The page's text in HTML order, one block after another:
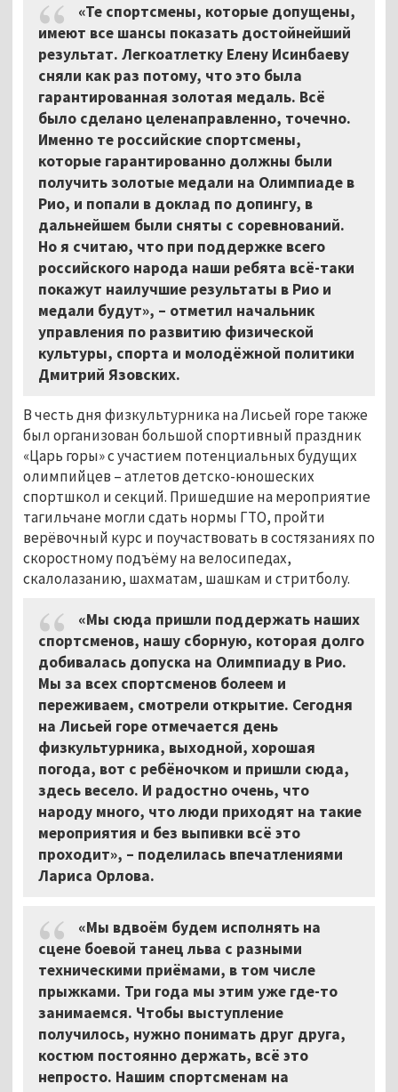
«Те спортсмены, которые допущены,
имеют все шансы показать достойнейший
результат. Легкоатлетку Елену Исинбаеву
сняли как раз потому, что это была
гарантированная золотая медаль. Всё
было сделано целенаправленно, точечно.
Именно те российские спортсмены,
которые гарантированно должны были
получить золотые медали на Олимпиаде в
Рио, и попали в доклад по допингу, в
дальнейшем были сняты с соревнований.
Но я считаю, что при поддержке всего
российского народа наши ребята всё-таки
покажут наилучшие результаты в Рио и
медали будут», – отметил начальник
управления по развитию физической
культуры, спорта и молодёжной политики
Дмитрий Язовских.
В честь дня физкультурника на Лисьей горе также
был организован большой спортивный праздник
«Царь горы» с участием потенциальных будущих
олимпийцев – атлетов детско-юношеских
спортшкол и секций. Пришедшие на мероприятие
тагильчане могли сдать нормы ГТО, пройти
верёвочный курс и поучаствовать в состязаниях по
скоростному подъёму на велосипедах,
скалолазанию, шахматам, шашкам и стритболу.
«Мы сюда пришли поддержать наших
спортсменов, нашу сборную, которая долго
добивалась допуска на Олимпиаду в Рио.
Мы за всех спортсменов болеем и
переживаем, смотрели открытие. Сегодня
на Лисьей горе отмечается день
физкультурника, выходной, хорошая
погода, вот с ребёночком и пришли сюда,
здесь весело. И радостно очень, что
народу много, что люди приходят на такие
мероприятия и без выпивки всё это
проходит», – поделилась впечатлениями
Лариса Орлова.
«Мы вдвоём будем исполнять на
сцене боевой танец льва с разными
техническими приёмами, в том числе
прыжками. Три года мы этим уже где-то
занимаемся. Чтобы выступление
получилось, нужно понимать друг друга,
костюм постоянно держать, всё это
непросто. Нашим спортсменам на